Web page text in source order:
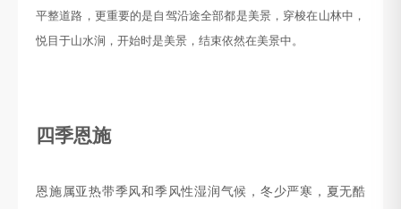
平整道路，更重要的是自驾沿途全部都是美景，穿梭在山林中，
悦目于山水涧 ， 开始时是美景，结束依然在美景中 。
四季恩施
恩施属亚热带季风和季风性湿润气候，冬少严寒，夏无酷